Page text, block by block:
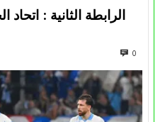
الرابطة الثانية :
0